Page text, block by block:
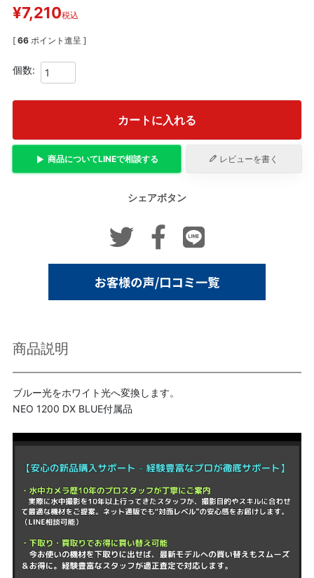
¥7,210税込
[ 66 ポイント進呈 ]
カートに入れる
商品についてLINEで相談する レビューを書く
シェアボタン
商品説明
ブルー光をホワイト光へ変換します。
NEO 1200 DX BLUE付属品